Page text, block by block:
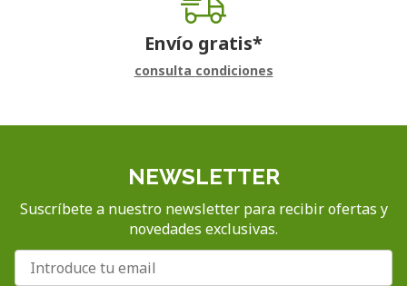
Envío gratis*
consulta condiciones
NEWSLETTER
Suscríbete a nuestro newsletter para recibir ofertas y
novedades exclusivas.